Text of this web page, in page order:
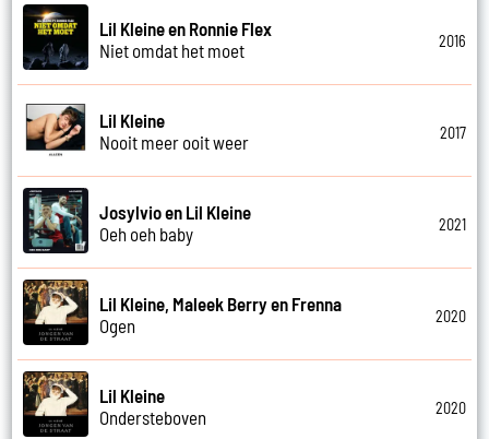
Lil Kleine en Ronnie Flex
Niet omdat het moet
2016
Lil Kleine
Nooit meer ooit weer
2017
Josylvio en Lil Kleine
Oeh oeh baby
2021
Lil Kleine, Maleek Berry en Frenna
Ogen
2020
Lil Kleine
Ondersteboven
2020